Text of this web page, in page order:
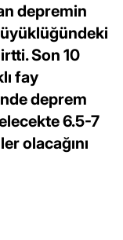
depremin
Son 10
fay
deprem
6.5-7
olacağını